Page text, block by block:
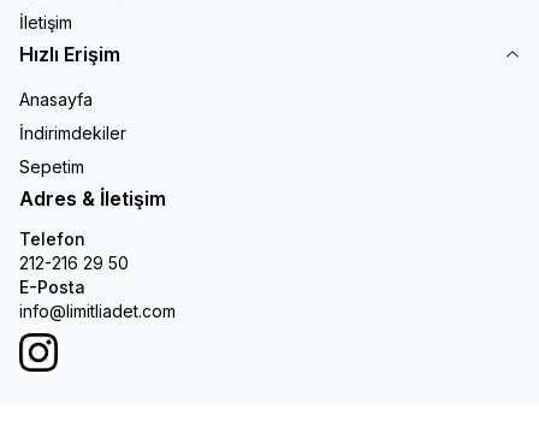
İletişim
Hızlı Erişim
Anasayfa
İndirimdekiler
Sepetim
Adres & İletişim
Telefon
212-216 29 50
E-Posta
info@limitliadet.com